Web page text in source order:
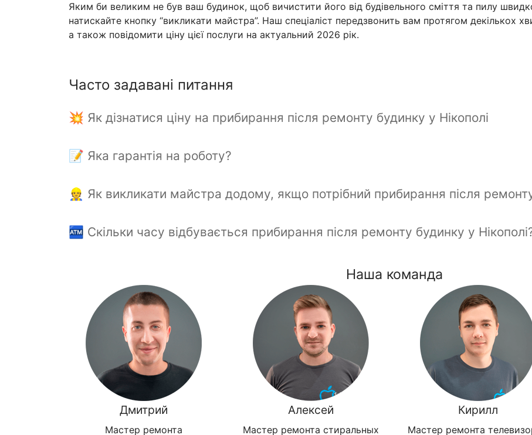
Яким би великим не був ваш будинок, щоб вичистити його від будівельного сміття та пилу
натискайте кнопку “викликати майстра”. Наш спеціаліст передзвонить вам протягом декількох
а також повідомити ціну цієї послуги на актуальний 2026 рік.
Часто задавані питання
💥 Як дізнатися ціну на прибирання після ремонту будинку у Нікополі
📝 Яка гарантія на роботу?
👷 Як викликати майстра додому, якщо потрібний прибирання після
🏧 Скільки часу відбувається прибирання після ремонту будинку у
Наша команда
Дмитрий
Мастер ремонта
Алексей
Мастер ремонта стиральных
Кирилл
Мастер ремонта